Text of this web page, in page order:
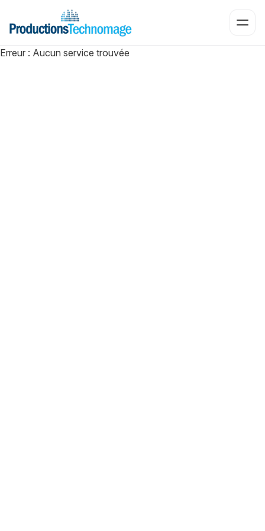
Erreur : Aucun service trouvée